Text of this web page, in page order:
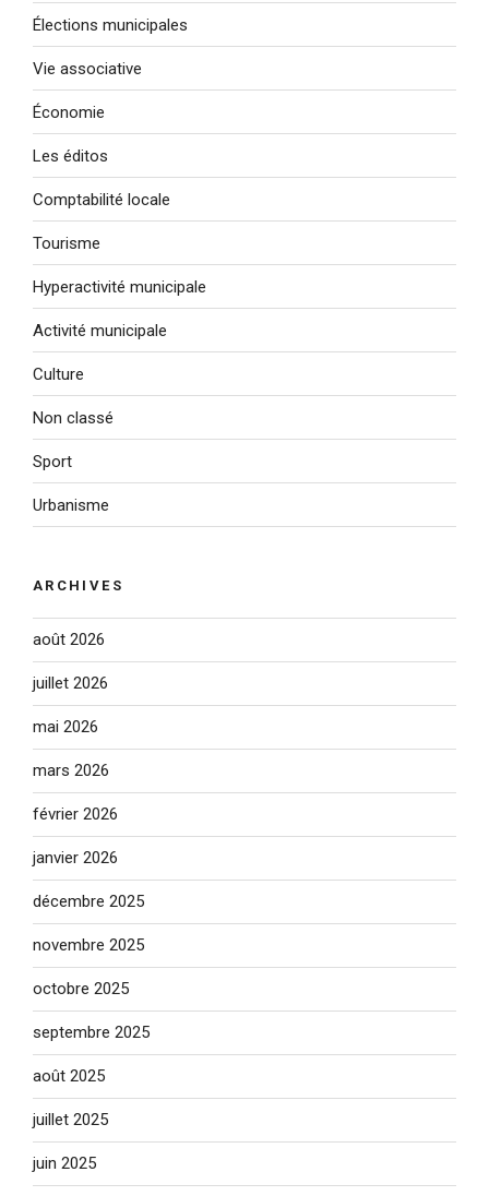
Élections municipales
Vie associative
Économie
Les éditos
Comptabilité locale
Tourisme
Hyperactivité municipale
Activité municipale
Culture
Non classé
Sport
Urbanisme
ARCHIVES
août 2026
juillet 2026
mai 2026
mars 2026
février 2026
janvier 2026
décembre 2025
novembre 2025
octobre 2025
septembre 2025
août 2025
juillet 2025
juin 2025